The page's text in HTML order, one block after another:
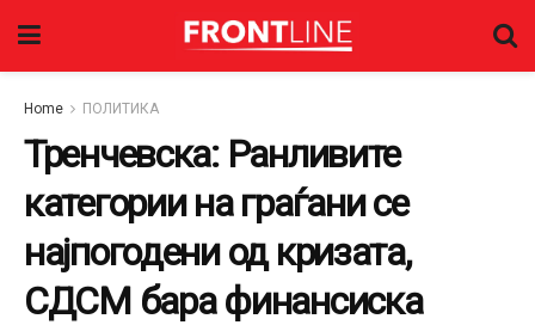
Home ПОЛИТИКА
Тренчевска: Ранливите
категории на граѓани се
најпогодени од кризата,
СДСМ бара финансиска